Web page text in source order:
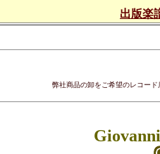
出版楽
弊社商品の卸をご希望のレコー